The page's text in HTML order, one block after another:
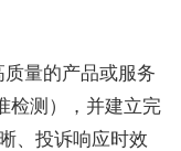
量的产品或服务
检测），并建立完
、投诉响应时效